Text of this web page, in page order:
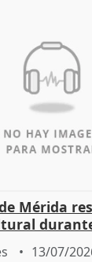
Mérida
13/07/